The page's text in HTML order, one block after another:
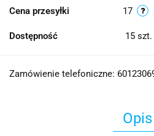
Cena przesyłki 17
Dostępność 15 szt.
Zamówienie telefoniczne:
Opis